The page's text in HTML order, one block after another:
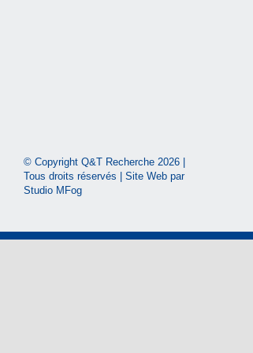
© Copyright Q&T Recherche 2026 |
Tous droits réservés | Site Web par
Studio MFog